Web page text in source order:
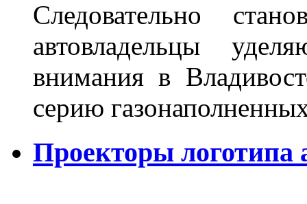
Следовательно
автовладельцы
внимания в
серию
Проекторы логотипа